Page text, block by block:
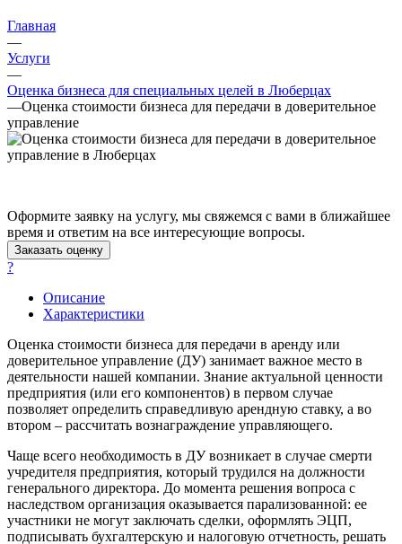
Главная
—
Услуги
—
Оценка бизнеса для специальных целей в Люберцах
—Оценка стоимости бизнеса для передачи в доверительное
управление
Оформите заявку на услугу, мы свяжемся с вами в ближайшее
время и ответим на все интересующие вопросы.
Заказать оценку
?
Описание
Характеристики
Оценка стоимости бизнеса для передачи в аренду или
доверительное управление (ДУ) занимает важное место в
деятельности нашей компании. Знание актуальной ценности
предприятия (или его компонентов) в первом случае
позволяет определить справедливую арендную ставку, а во
втором – рассчитать вознаграждение управляющего.
Чаще всего необходимость в ДУ возникает в случае смерти
учредителя предприятия, который трудился на должности
генерального директора. До момента решения вопроса с
наследством организация оказывается парализованной: ее
участники не могут заключать сделки, оформлять ЭЦП,
подписывать бухгалтерскую и налоговую отчетность, решать
Арзамас
Архангельск
Асино
Астрахань
Ахтубинск
Ачинск
Балабаново
Балаково
Балашиха
Балашов
Барабинск
Барнаул
Батайск
Бахчисарай
Белая Калитва
Белгород
Белебей
Белогорск
Белорецк
Белореченск
Белоярский